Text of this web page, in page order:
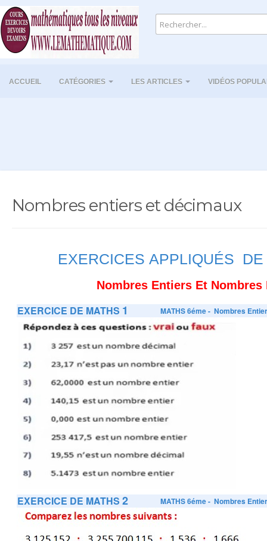
ACCUEIL CATÉGORIES LES ARTICLES VIDÉOS
Nombres entiers et décimaux
EXERCICES APPLIQUÉS DE
Nombres Entiers Et Nombres
EXERCICE DE MATHS 1 MATHS 6éme- Nombres
EXERCICE DE MATHS 2 MATHS 6éme- Nombres